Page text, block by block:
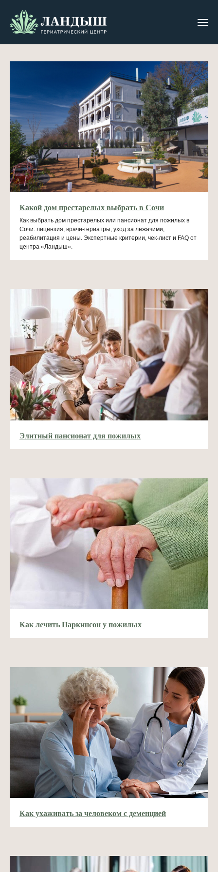
Полезные статьи
Какой дом престарелых выбрать в Сочи
Как выбрать дом престарелых или пансионат для пожилых в
Сочи: лицензия, врачи-гериатры, уход за лежачими,
реабилитация и цены. Экспертные критерии, чек-лист и FAQ от
центра «Ландыш».
Элитный пансионат для пожилых
Как лечить Паркинсон у пожилых
Как ухаживать за человеком с деменцией